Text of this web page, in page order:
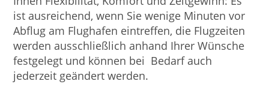
ist ausreichend, wenn Sie wenige Minuten vor
Abflug am Flughafen eintreffen, die Flugzeiten
werden ausschließlich anhand Ihrer Wünsche
festgelegt und können bei Bedarf auch
jederzeit geändert werden.